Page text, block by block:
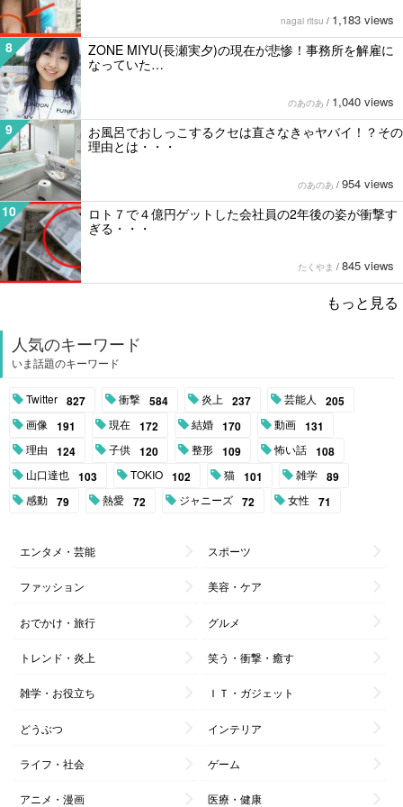
nagai ritsu / 1,183 views
8
ZONE MIYU(長瀬実夕)の現在が悲惨！事務所を解雇に
なっていた…
のあのあ / 1,040 views
9
お風呂でおしっこするクセは直さなきゃヤバイ！？その
理由とは・・・
のあのあ / 954 views
10
ロト７で４億円ゲットした会社員の2年後の姿が衝撃す
ぎる・・・
たくやま / 845 views
もっと見る
人気のキーワード
いま話題のキーワード
Twitter 827 衝撃 584 炎上 237 芸能人 205
画像 191 現在 172 結婚 170 動画 131
理由 124 子供 120 整形 109 怖い話 108
山口達也 103 TOKIO 102 猫 101 雑学 89
感動 79 熱愛 72 ジャニーズ 72 女性 71
エンタメ・芸能 スポーツ
ファッション 美容・ケア
おでかけ・旅行 グルメ
トレンド・炎上 笑う・衝撃・癒す
雑学・お役立ち ＩＴ・ガジェット
どうぶつ インテリア
ライフ・社会 ゲーム
アニメ・漫画 医療・健康